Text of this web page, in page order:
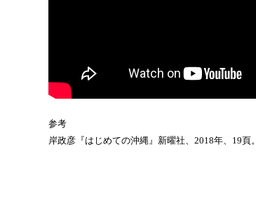
参考
岸政彦『はじめての沖縄』新曜社、2018年、19頁。